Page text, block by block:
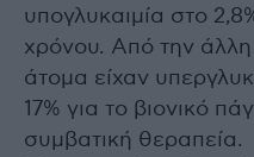
υπογλυκαιμία στο
χρόνου. Από την άλλη
άτομα είχαν
17% για το βιονικό
συμβατική θεραπεία.